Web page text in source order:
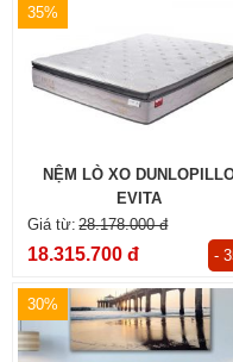
35%
NỆM LÒ XO
EVITA
28.178.000 đ
18.315.700 đ -
30%